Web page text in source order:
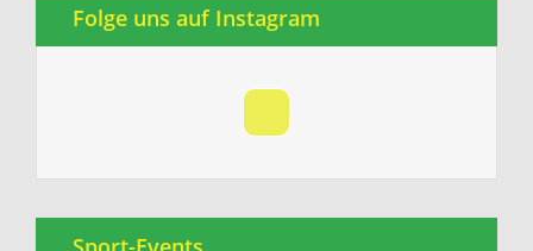
Folge uns auf Instagram